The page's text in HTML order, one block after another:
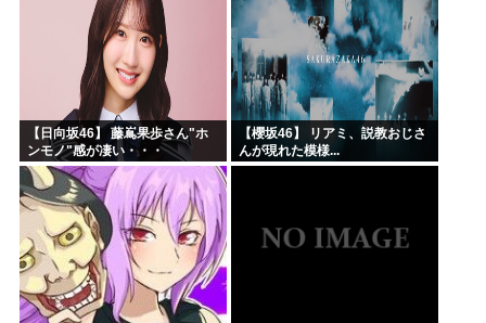
【日向坂46】 藤嶌果歩さん"ホ
ンモノ"感が凄い・・・
【櫻坂46】 リアミ、説教おじさ
んが現れた模様...